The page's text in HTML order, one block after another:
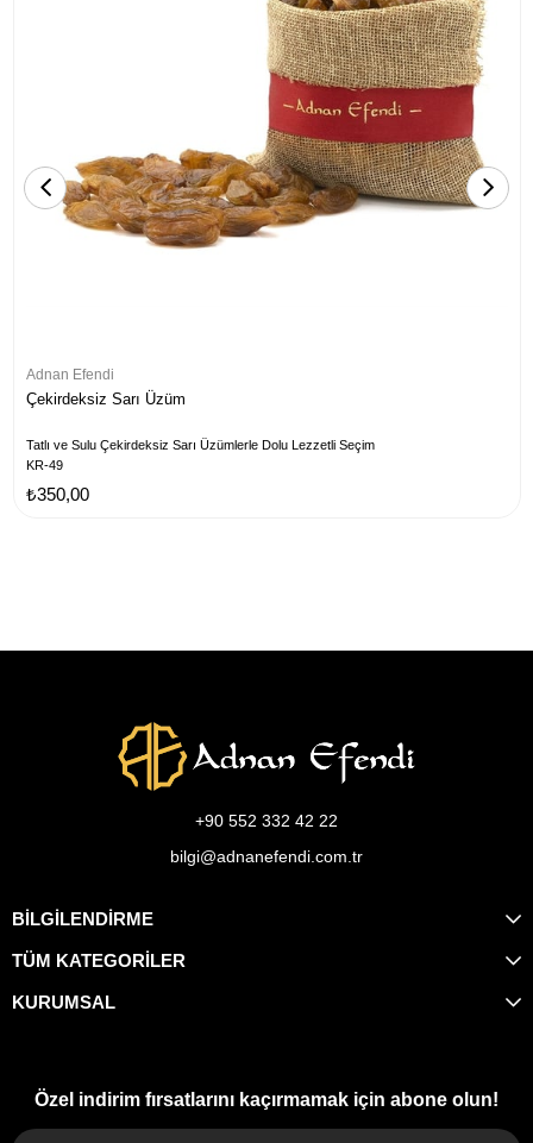
Adnan Efendi
Çekirdeksiz Sarı Üzüm
Tatlı ve Sulu Çekirdeksiz Sarı Üzümlerle Dolu Lezzetli Seçim
KR-49
₺350,00
+90 552 332 42 22
bilgi@adnanefendi.com.tr
BİLGİLENDİRME
TÜM KATEGORİLER
KURUMSAL
Özel indirim fırsatlarını kaçırmamak için abone olun!